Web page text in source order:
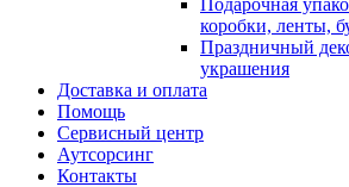
Подарочная
коробки, ленты,
Праздничный
украшения
Доставка и оплата
Помощь
Сервисный центр
Аутсорсинг
Контакты